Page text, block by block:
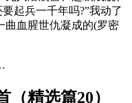
起兵一千年吗?”我动了
曲血腥世仇凝成的(罗密
精选篇20）